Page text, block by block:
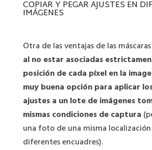
COPIAR Y PEGAR AJUSTES EN
IMÁGENES
Otra de las ventajas de las
al no estar asociadas
posición de cada píxel en la
muy buena opción para aplicar
ajustes a un lote de imágenes
mismas condiciones de captura
una foto de una misma
diferentes encuadres).